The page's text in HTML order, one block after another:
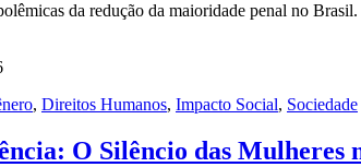
da redução da maioridade penal no Brasil.
, Direitos Humanos, Impacto Social, Sociedade
O Silêncio das Mulheres